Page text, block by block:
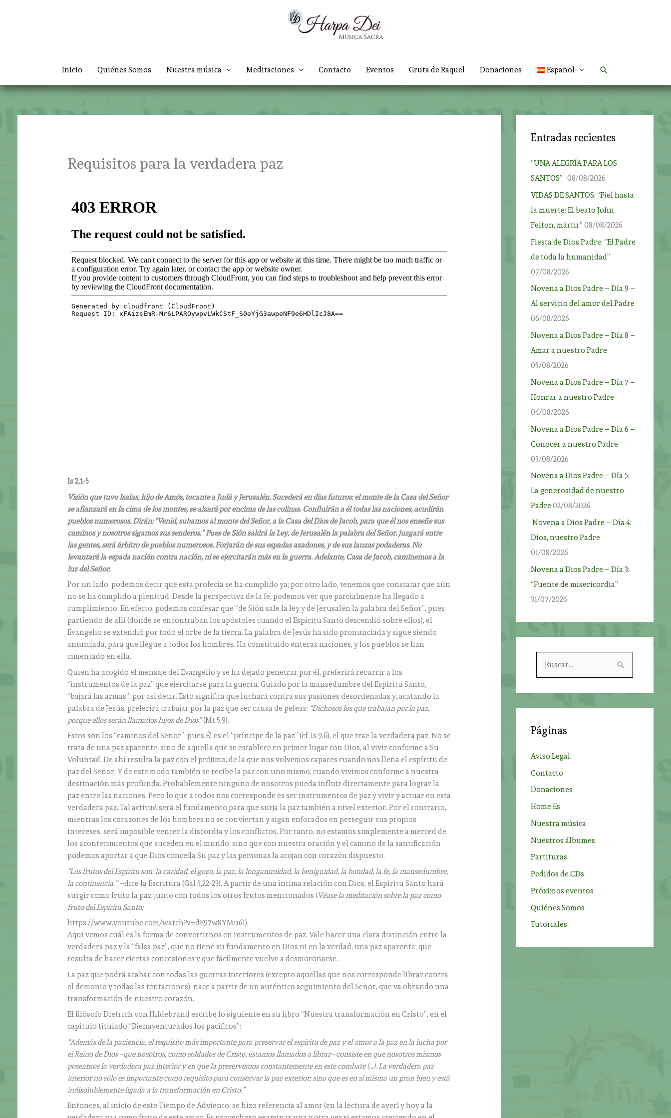
Inicio Quiénes Somos Nuestra música Meditaciones Contacto Eventos Gruta de Raquel Donaciones Español Buscar
Requisitos para la verdadera paz
Is 2,1-5
Visión que tuvo Isaías, hijo de Amós, tocante a Judá y Jerusalén. Sucederá en días futuros: el monte de la Casa del Señor
se afianzará en la cima de los montes, se alzará por encima de las colinas. Confluirán a él todas las naciones, acudirán
pueblos numerosos. Dirán: “Venid, subamos al monte del Señor, a la Casa del Dios de Jacob, para que él nos enseñe sus
caminos y nosotros sigamos sus senderos.” Pues de Sión saldrá la Ley, de Jerusalén la palabra del Señor. juzgará entre
las gentes, será árbitro de pueblos numerosos. Forjarán de sus espadas azadones, y de sus lanzas podaderas. No
levantará la espada nación contra nación, ni se ejercitarán más en la guerra. Adelante, Casa de Jacob, caminemos a la
luz del Señor.
Por un lado, podemos decir que esta profecía se ha cumplido ya; por otro lado, tenemos que constatar que aún
no se ha cumplido a plenitud. Desde la perspectiva de la fe, podemos ver que parcialmente ha llegado a
cumplimiento. En efecto, podemos confesar que “de Sión sale la ley y de Jerusalén la palabra del Señor”, pues
partiendo de allí (donde se encontraban los apóstoles cuando el Espíritu Santo descendió sobre ellos), el
Evangelio se extendió por todo el orbe de la tierra. La palabra de Jesús ha sido pronunciada y sigue siendo
anunciada, para que llegue a todos los hombres. Ha constituido enteras naciones, y los pueblos se han
cimentado en ella.
Quien ha acogido el mensaje del Evangelio y se ha dejado penetrar por él, preferirá recurrir a los
“instrumentos de la paz” que ejercitarse para la guerra. Guiado por la mansedumbre del Espíritu Santo,
“bajará las armas”, por así decir. Esto significa que luchará contra sus pasiones desordenadas y, acatando la
palabra de Jesús, preferirá trabajar por la paz que ser causa de peleas: “Dichosos los que trabajan por la paz,
porque ellos serán llamados hijos de Dios”(Mt 5,9).
Estos son los “caminos del Señor”, pues Él es el “príncipe de la paz” (cf. Is 9,6), el que trae la verdadera paz. No se
trata de una paz aparente; sino de aquella que se establece en primer lugar con Dios, al vivir conforme a Su
Voluntad. De ahí resulta la paz con el prójimo, de la que nos volvemos capaces cuando nos llena el espíritu de
paz del Señor. Y de este modo también se recibe la paz con uno mismo, cuando vivimos conforme a nuestra
destinación más profunda. Probablemente ninguno de nosotros pueda influir directamente para lograr la
paz entre las naciones. Pero lo que a todos nos corresponde es ser instrumentos de paz y vivir y actuar en esta
verdadera paz. Tal actitud será el fundamento para que surja la paz también a nivel exterior. Por el contrario,
mientras los corazones de los hombres no se conviertan y sigan enfocados en perseguir sus propios
intereses, será imposible vencer la discordia y los conflictos. Por tanto, no estamos simplemente a merced de
los acontecimientos que suceden en el mundo; sino que con nuestra oración y el camino de la santificación
podemos aportar a que Dios conceda Su paz y las personas la acojan con corazón dispuesto.
“Los frutos del Espíritu son: la caridad, el gozo, la paz, la longanimidad, la benignidad, la bondad, la fe, la mansedumbre,
la continencia.”–dice la Escritura (Gal 5,22-23). A partir de una íntima relación con Dios, el Espíritu Santo hará
surgir como fruto la paz, junto con todos los otros frutos mencionados (Véase la meditación sobre la paz como
fruto del Espíritu Santo:
https://www.youtube.com/watch?v=dE97w8YMu6I).
Aquí vemos cuál es la forma de convertirnos en instrumentos de paz. Vale hacer una clara distinción entre la
verdadera paz y la “falsa paz”, que no tiene su fundamento en Dios ni en la verdad; una paz aparente, que
resulta de hacer ciertas concesiones y que fácilmente vuelve a desmoronarse.
La paz que podrá acabar con todas las guerras interiores (excepto aquellas que nos corresponde librar contra
el demonio y todas las tentaciones), nace a partir de un auténtico seguimiento del Señor, que va obrando una
transformación de nuestro corazón.
El filósofo Dietrich von Hildebrand escribe lo siguiente en su libro “Nuestra transformación en Cristo”, en el
capítulo titulado “Bienaventurados los pacíficos”:
“Además de la paciencia, el requisito más importante para preservar el espíritu de paz y el amor a la paz en la lucha por
el Reino de Dios –que nosotros, como soldados de Cristo, estamos llamados a librar– consiste en que nosotros mismos
poseamos la verdadera paz interior y en que la preservemos constantemente en este combate (…). La verdadera paz
interior no sólo es importante como requisito para conservar la paz exterior; sino que es en sí misma un gran bien y está
indisolublemente ligada a la transformación en Cristo.”
Entonces, al inicio de este Tiempo de Adviento, se hizo referencia al amor (en la lectura de ayer) y hoy a la
Entradas recientes
“UNA ALEGRÍA PARA LOS
SANTOS” 08/08/2026
VIDAS DE SANTOS: “Fiel hasta
la muerte: El beato John
Felton, mártir” 08/08/2026
Fiesta de Dios Padre: “El Padre
de toda la humanidad”
07/08/2026
Novena a Dios Padre – Día 9 –
Al servicio del amor del Padre
06/08/2026
Novena a Dios Padre – Día 8 –
Amar a nuestro Padre
05/08/2026
Novena a Dios Padre – Día 7 –
Honrar a nuestro Padre
04/08/2026
Novena a Dios Padre – Día 6 –
Conocer a nuestro Padre
03/08/2026
Novena a Dios Padre – Día 5:
La generosidad de nuestro
Padre 02/08/2026
Novena a Dios Padre – Día 4:
Dios, nuestro Padre
01/08/2026
Novena a Dios Padre – Día 3:
“Fuente de misericordia”
31/07/2026
r
:
Páginas
Aviso Legal
Contacto
Donaciones
Home Es
Nuestra música
Nuestros álbumes
Partituras
Pedidos de CDs
Próximos eventos
Quiénes Somos
Tutoriales